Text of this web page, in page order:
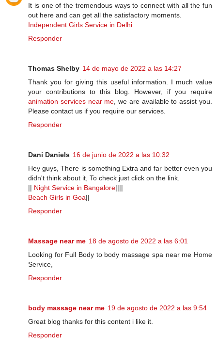
It is one of the tremendous ways to connect with all the fun
out here and can get all the satisfactory moments.
Independent Girls Service in Delhi
Responder
Thomas Shelby 14 de mayo de 2022 a las 14:27
Thank you for giving this useful information. I much value
your contributions to this blog. However, if you require
animation services near me , we are available to assist you.
Please contact us if you require our services.
Responder
Dani Daniels 16 de junio de 2022 a las 10:32
Hey guys, There is something Extra and far better even you
didn't think about it, To check just click on the link.
|| Night Service in Bangalore||||
Beach Girls in Goa||
Responder
Massage near me 18 de agosto de 2022 a las 6:01
Looking for Full Body to body massage spa near me Home
Service,
Responder
body massage near me 19 de agosto de 2022 a las 9:54
Great blog thanks for this content i like it.
Responder